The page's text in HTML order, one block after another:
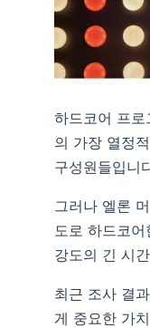
하드코어 프로
의 가장 열정
구성원들입니
그러나 엘론
도로 하드코
강도의 긴 시
최근 조사 결
게 중요한 가